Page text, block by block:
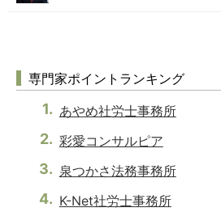
専門家ポイントランキング
あやめ社労士事務所
彩愛コンサルピア
泉つかさ法務事務所
K-Net社労士事務所